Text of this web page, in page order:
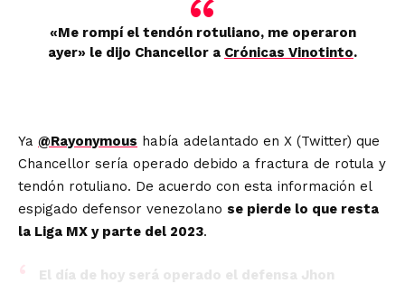
«Me rompí el tendón rotuliano, me operaron
ayer» le dijo Chancellor a Crónicas Vinotinto.
Ya @Rayonymous había adelantado en X (Twitter) que
Chancellor sería operado debido a fractura de rotula y
tendón rotuliano. De acuerdo con esta información el
espigado defensor venezolano se pierde lo que resta
la Liga MX y parte del 2023.
El día de hoy será operado el defensa Jhon